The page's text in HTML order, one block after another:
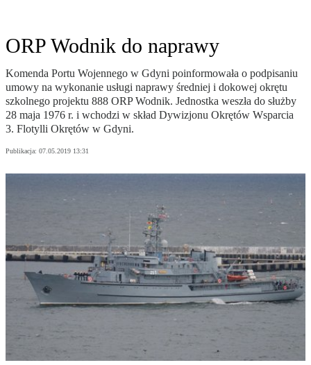
ORP Wodnik do naprawy
Komenda Portu Wojennego w Gdyni poinformowała o podpisaniu
umowy na wykonanie usługi naprawy średniej i dokowej okrętu
szkolnego projektu 888 ORP Wodnik. Jednostka weszła do służby
28 maja 1976 r. i wchodzi w skład Dywizjonu Okrętów Wsparcia
3. Flotylli Okrętów w Gdyni.
Publikacja: 07.05.2019 13:31